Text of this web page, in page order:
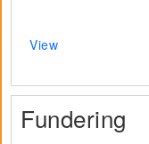
View
Fundering